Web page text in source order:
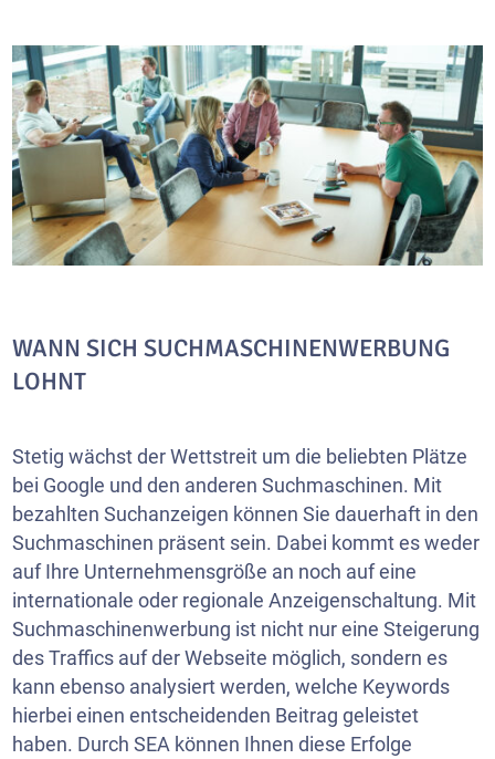
WANN SICH SUCHMASCHINENWERBUNG
LOHNT
Stetig wächst der Wettstreit um die beliebten Plätze
bei Google und den anderen Suchmaschinen. Mit
bezahlten Suchanzeigen können Sie dauerhaft in den
Suchmaschinen präsent sein. Dabei kommt es weder
auf Ihre Unternehmensgröße an noch auf eine
internationale oder regionale Anzeigenschaltung. Mit
Suchmaschinenwerbung ist nicht nur eine Steigerung
des Traffics auf der Webseite möglich, sondern es
kann ebenso analysiert werden, welche Keywords
hierbei einen entscheidenden Beitrag geleistet
haben. Durch SEA können Ihnen diese Erfolge